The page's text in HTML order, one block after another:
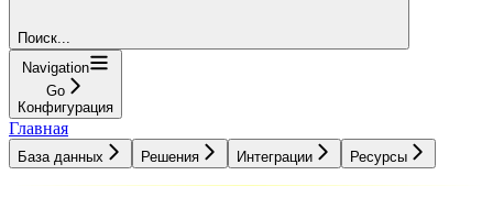
Поиск...
Navigation
Go
Конфигурация
Главная
База данных Решения Интеграции Ресурсы